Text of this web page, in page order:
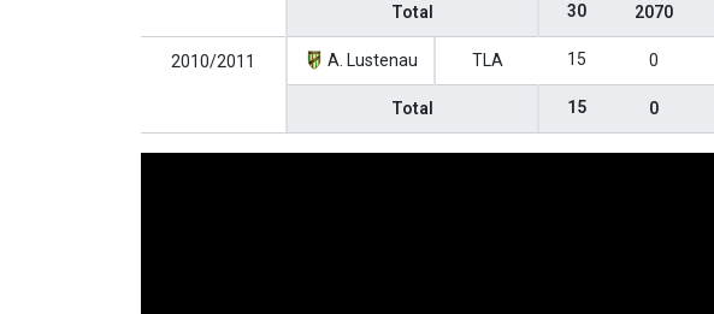
Total 30 2070
2010/2011 A. Lustenau TLA 15 0
Total 15 0